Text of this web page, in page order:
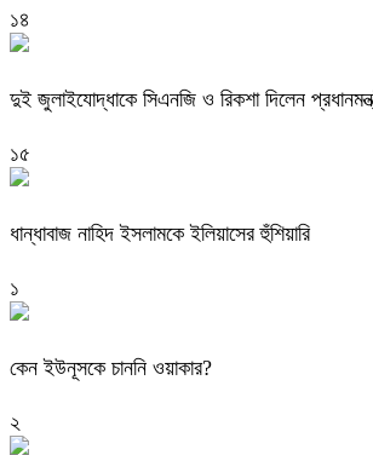
১৪
দুই জুলাইযোদ্ধাকে সিএনজি ও রিকশা দিলেন
১৫
ধান্ধাবাজ নাহিদ ইসলামকে ইলিয়াসের হুঁশিয়ারি
১
কেন ইউনূসকে চাননি ওয়াকার?
২